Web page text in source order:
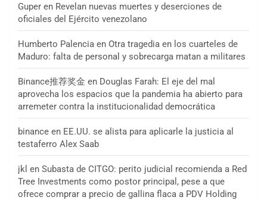
Guper en Revelan nuevas muertes y deserciones de
oficiales del Ejército venezolano
Humberto Palencia en Otra tragedia en los cuarteles de
Maduro: falta de personal y sobrecarga matan a militares
Binance推荐奖金 en Douglas Farah: El eje del mal
aprovecha los espacios que la pandemia ha abierto para
arremeter contra la institucionalidad democrática
binance en EE.UU. se alista para aplicarle la justicia al
testaferro Alex Saab
jkl en Subasta de CITGO: perito judicial recomienda a Red
Tree Investments como postor principal, pese a que
ofrece comprar a precio de gallina flaca a PDV Holding